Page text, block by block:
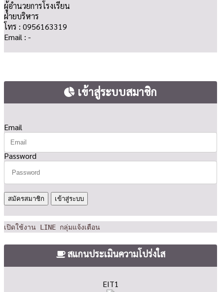
ผู้อำนวยการโรงเรียน
ฝ่ายบริหาร
โทร : 0956163319
Email : -
เข้าสู่ระบบสมาชิก
Email
Password
สมัครสมาชิก
เปิดใช้งาน LINE กลุ่มแจ้งเตือน
สแกนประเมินความโปร่งใส
EIT1